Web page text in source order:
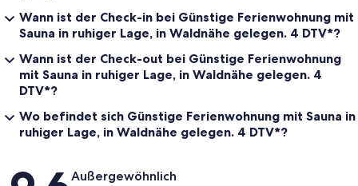
Wann ist der Check-in bei Günstige Ferienwohnung mit
Sauna in ruhiger Lage, in Waldnähe gelegen. 4 DTV*?
Wann ist der Check-out bei Günstige Ferienwohnung
mit Sauna in ruhiger Lage, in Waldnähe gelegen. 4
DTV*?
Wo befindet sich Günstige Ferienwohnung mit Sauna in
ruhiger Lage, in Waldnähe gelegen. 4 DTV*?
BewertungenAußergewöhnlich